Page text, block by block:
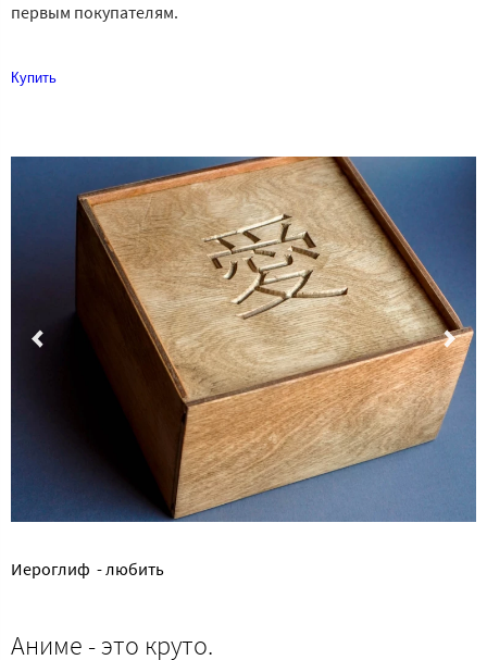
первым покупателям.
Купить
Иероглиф - любить
Аниме - это круто.